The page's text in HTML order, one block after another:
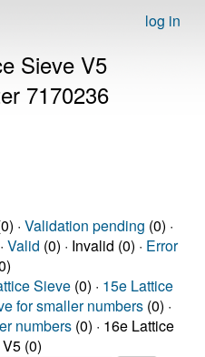
log in
Sieve V5
7170236
· Validation pending (0) ·
Valid (0) · Invalid (0) · Error
Sieve (0) · 15e Lattice
for smaller numbers (0) ·
numbers (0) · 16e Lattice
(0)